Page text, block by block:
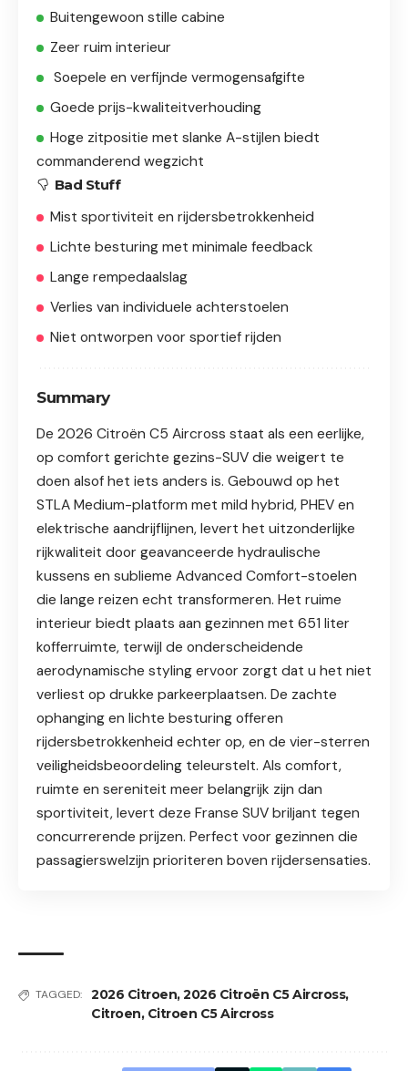
Buitengewoon stille cabine
Zeer ruim interieur
Soepele en verfijnde vermogensafgifte
Goede prijs-kwaliteitverhouding
Hoge zitpositie met slanke A-stijlen biedt
commanderend wegzicht
Bad Stuff
Mist sportiviteit en rijdersbetrokkenheid
Lichte besturing met minimale feedback
Lange rempedaalslag
Verlies van individuele achterstoelen
Niet ontworpen voor sportief rijden
Summary
De 2026 Citroën C5 Aircross staat als een eerlijke,
op comfort gerichte gezins-SUV die weigert te
doen alsof het iets anders is. Gebouwd op het
STLA Medium-platform met mild hybrid, PHEV en
elektrische aandrijflijnen, levert het uitzonderlijke
rijkwaliteit door geavanceerde hydraulische
kussens en sublieme Advanced Comfort-stoelen
die lange reizen echt transformeren. Het ruime
interieur biedt plaats aan gezinnen met 651 liter
kofferruimte, terwijl de onderscheidende
aerodynamische styling ervoor zorgt dat u het niet
verliest op drukke parkeerplaatsen. De zachte
ophanging en lichte besturing offeren
rijdersbetrokkenheid echter op, en de vier-sterren
veiligheidsbeoordeling teleurstelt. Als comfort,
ruimte en sereniteit meer belangrijk zijn dan
sportiviteit, levert deze Franse SUV briljant tegen
concurrerende prijzen. Perfect voor gezinnen die
passagierswelzijn prioriteren boven rijdersensaties.
TAGGED: 2026 Citroen,2026 Citroën C5 Aircross,
Citroen, Citroen C5 Aircross